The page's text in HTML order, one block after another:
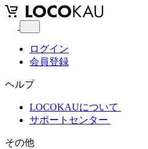
ログイン
会員登録
ヘルプ
LOCOKAUについて
サポートセンター
その他